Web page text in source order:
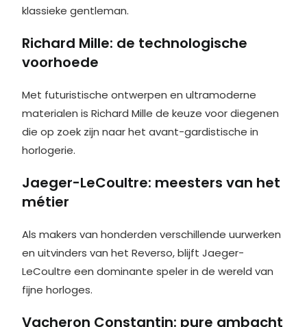
klassieke gentleman.
Richard Mille: de technologische
voorhoede
Met futuristische ontwerpen en ultramoderne
materialen is Richard Mille de keuze voor diegenen
die op zoek zijn naar het avant-gardistische in
horlogerie.
Jaeger-LeCoultre: meesters van het
métier
Als makers van honderden verschillende uurwerken
en uitvinders van het Reverso, blijft Jaeger-
LeCoultre een dominante speler in de wereld van
fijne horloges.
Vacheron Constantin: pure ambacht